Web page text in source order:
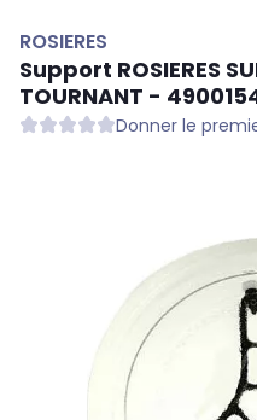
ROSIERES
Support ROSIERES
TOURNANT -
Donner le